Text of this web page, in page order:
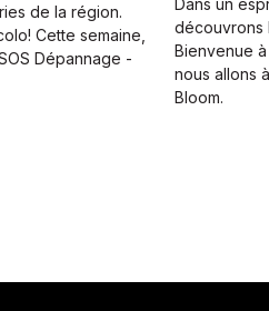
de la région.
Cette semaine,
Dépannage -
Dans un
découvrons
Bienvenue
nous allons
Bloom.